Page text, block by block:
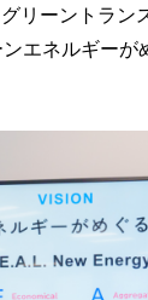
リーントラン
エネルギー